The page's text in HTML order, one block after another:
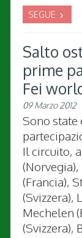
SEGUE
Salto
prime
Fei
09 Marzo 2012
Sono state
Il circuito,
(Francia),
(Svizzera),
Mechelen
(Svizzera),